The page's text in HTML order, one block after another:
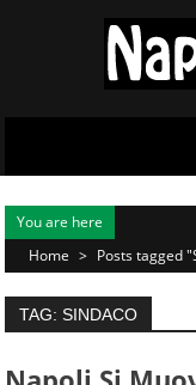
You are here
Home > Posts tagged
TAG: SINDACO